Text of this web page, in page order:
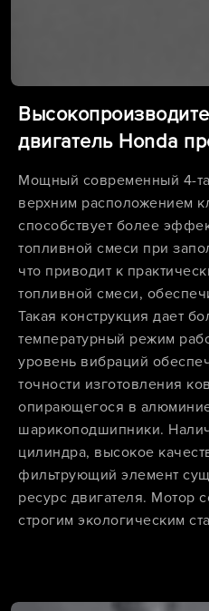
двигатель Honda
Мощный современный 4-
верхним расположением
способствует более
топливной смеси при
что приводит к
топливной смеси,
Такая конструкция дает
температурный режим
уровень вибраций
точности изготовления
опирающегося в
шарикоподшипники.
цилиндра, высокое
фильтрующий элемент
ресурс двигателя. Мотор
строгим экологическим